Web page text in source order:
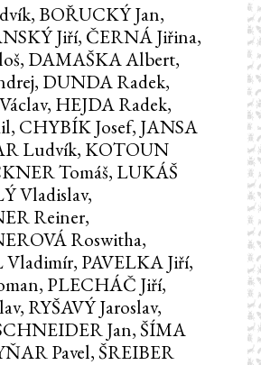
BOŘUCKÝ Jan,
Jiří, ČERNÁ Jiřina,
DAMAŠKA Albert,
DUNDA Radek,
HEJDA Radek,
CHYBÍK Josef, JANSA
Ludvík, KOTOUN
Tomáš, LUKÁŠ
Vladislav,
Reiner,
Roswitha,
PAVELKA Jiří,
PLECHÁČ Jiří,
RYŠAVÝ Jaroslav,
Jan, ŠÍMA
Pavel, ŠREIBER